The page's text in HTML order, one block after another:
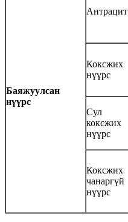
Баяжуулсан
нүүрс
Антрацит
Коксжих
нүүрс
Сул
коксжих
нүүрс
Коксжих
чанаргүй
нүүрс